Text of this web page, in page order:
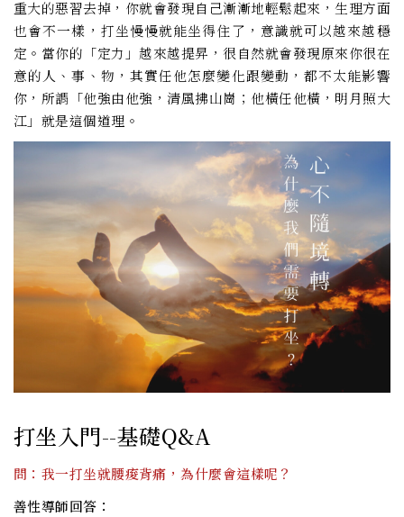
重大的惡習去掉，你就會發現自己漸漸地輕鬆起來，生理方面
也會不一樣，打坐慢慢就能坐得住了，意識就可以越來越穩
定。當你的「定力」越來越提昇，很自然就會發現原來你很在
意的人、事、物，其實任他怎麼變化跟變動，都不太能影響
你，所謂「他強由他強，清風拂山崗；他橫任他橫，明月照大
江」就是這個道理。
打坐入門--基礎Q&A
問：我一打坐就腰痠背痛，為什麼會這樣呢？
善性導師回答：